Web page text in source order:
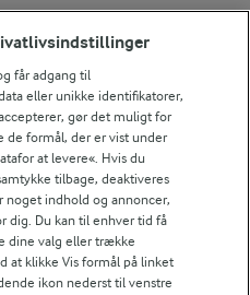
får adgang til
eller unikke identifikatorer,
gør det muligt for
de formål, der er vist under
at levere«. Hvis du
tilbage, deaktiveres
noget indhold og annoncer,
dig. Du kan til enhver tid få
dine valg eller trække
at klikke Vis formål på linket
ikon nederst til venstre